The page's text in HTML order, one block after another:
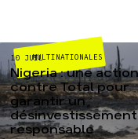
MULTINATIONALES
10 JUIL
Nigeria : une
contre Total pour
garantir un
désinvestissement
responsable